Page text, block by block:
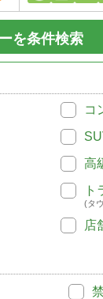
を条件検索
コ
高
ト
(タ
店